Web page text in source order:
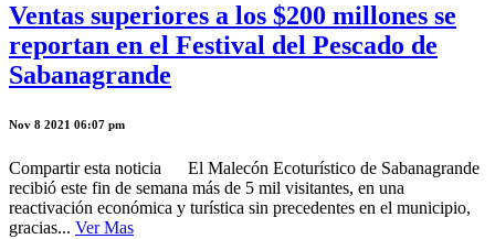
Ventas superiores a los $200 millones se
reportan en el Festival del Pescado de
Sabanagrande
Nov 8 2021 06:07 pm
Compartir esta noticia El Malecón Ecoturístico de Sabanagrande
recibió este fin de semana más de 5 mil visitantes, en una
reactivación económica y turística sin precedentes en el municipio,
gracias... Ver Mas